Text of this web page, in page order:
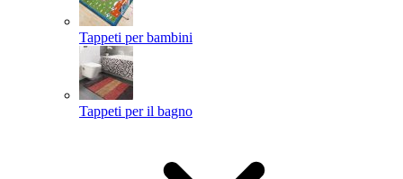
Tappeti per bambini
Tappeti per il bagno